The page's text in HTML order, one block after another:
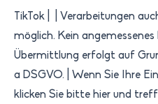
TikTok​ | ​​ | ​Verarbeitungen
möglich. Kein
Übermittlung erfolgt auf
a DSGVO.​ | ​Wenn Sie Ihre
klicken Sie bitte hier und